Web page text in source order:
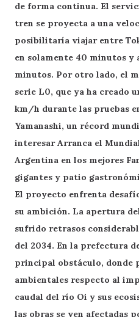
de forma continua. El
tren se proyecta a una
posibilitaría viajar entre
en solamente 40 minutos y
minutos. Por otro lado, el
serie L0, que ya ha creado
km/h durante las pruebas
Yamanashi, un récord
interesar Arranca el
Argentina en los mejores
gigantes y patio
El proyecto enfrenta
su ambición. La apertura
sufrido retrasos
del 2034. En la prefectura
principal obstáculo, donde
ambientales respecto al
caudal del río Oi y sus
las obras se ven afectadas